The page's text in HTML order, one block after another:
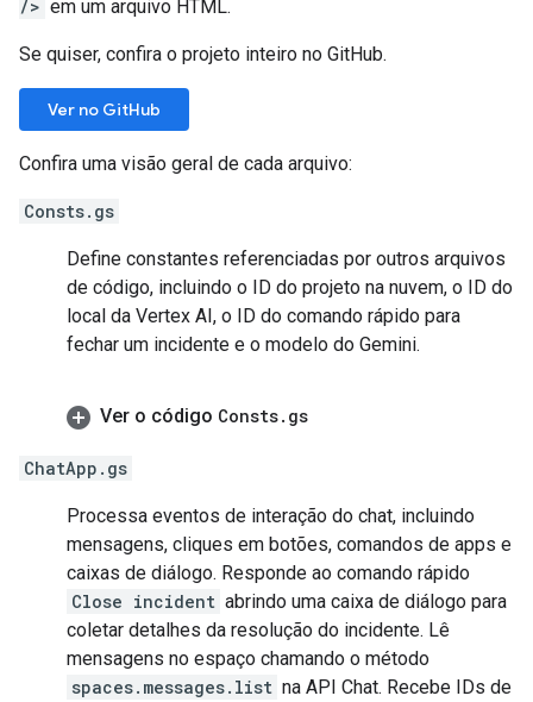
/> em um arquivo HTML.
Se quiser, confira o projeto inteiro no GitHub.
Ver no GitHub
Confira uma visão geral de cada arquivo:
Consts.gs
Define constantes referenciadas por outros arquivos
de código, incluindo o ID do projeto na nuvem, o ID do
local da Vertex AI, o ID do comando rápido para
fechar um incidente e o modelo do Gemini.
Ver o código Consts. gs
ChatApp.gs
Processa eventos de interação do chat, incluindo
mensagens, cliques em botões, comandos de apps e
caixas de diálogo. Responde ao comando rápido
Close incident abrindo uma caixa de diálogo para
coletar detalhes da resolução do incidente. Lê
mensagens no espaço chamando o método
spaces.messages.list na API Chat. Recebe IDs de